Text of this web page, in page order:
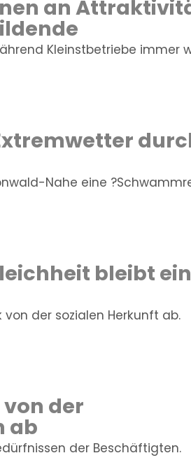
an
Kleinstbetriebe immer
Nahe eine
bleibt
der sozialen Herkunft ab.
der
ab
der Beschäftigten.